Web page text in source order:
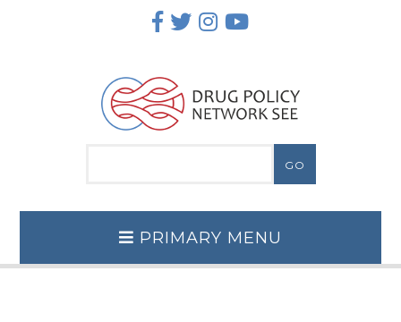
PRIMARY MENU